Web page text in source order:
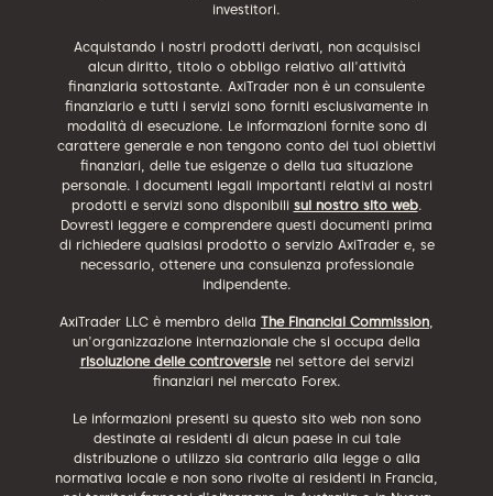
investitori.
Acquistando i nostri prodotti derivati, non acquisisci
alcun diritto, titolo o obbligo relativo all'attività
finanziaria sottostante. AxiTrader non è un consulente
finanziario e tutti i servizi sono forniti esclusivamente in
modalità di esecuzione. Le informazioni fornite sono di
carattere generale e non tengono conto dei tuoi obiettivi
finanziari, delle tue esigenze o della tua situazione
personale. I documenti legali importanti relativi ai nostri
prodotti e servizi sono disponibili sul nostro sito web.
Dovresti leggere e comprendere questi documenti prima
di richiedere qualsiasi prodotto o servizio AxiTrader e, se
necessario, ottenere una consulenza professionale
indipendente.
AxiTrader LLC è membro della The Financial Commission,
un'organizzazione internazionale che si occupa della
risoluzione delle controversienel settore dei servizi
finanziari nel mercato Forex.
Le informazioni presenti su questo sito web non sono
destinate ai residenti di alcun paese in cui tale
distribuzione o utilizzo sia contrario alla legge o alla
normativa locale e non sono rivolte ai residenti in Francia,